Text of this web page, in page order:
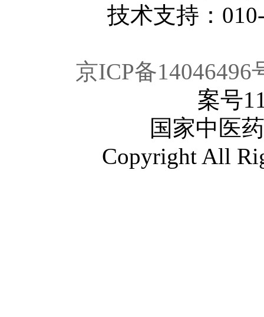
技术支持：
京ICP备14046496
案号
国家中医
Copyright All